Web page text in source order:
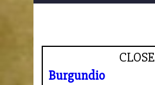
CLOSE
Burgundio